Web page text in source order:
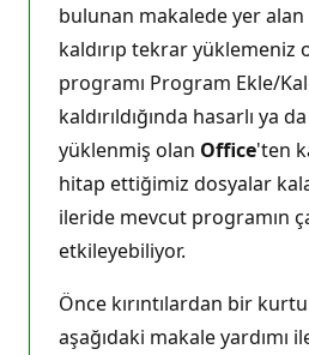
bulunan makalede yer
kaldırıp tekrar yüklemeniz
programı Program Ekle/
kaldırıldığında hasarlı ya
yüklenmiş olan Office'ten
hitap ettiğimiz dosyalar
ileride mevcut programın
etkileyebiliyor.
Önce kırıntılardan bir
aşağıdaki makale yardımı